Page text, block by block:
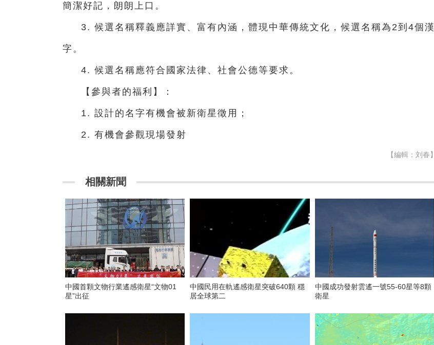
簡潔好記，朗朗上口。
3. 候選名稱釋義應詳實、富有內涵，體現中華傳統文化，候選名稱為2到4個漢
字。
4. 候選名稱應符合國家法律、社會公德等要求。
【參與者的福利】：
1. 設計的名字有機會被新衛星徵用；
2. 有機會參觀現場發射
【編輯：刘春】
相關新聞
​中國首顆文物行業遙感衛星“文物01
星”出征
中國民用在軌遙感衛星突破640顆 穩
居全球第二
中國成功發射雲遙一號55-60星等8顆
衛星